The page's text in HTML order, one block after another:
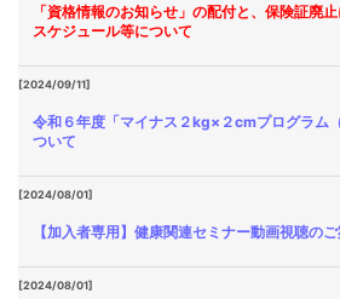
「資格情報のお知らせ」の配付と、保険証廃
スケジュール等について
[2024/09/11]
令和６年度「マイナス２kg×２cmプログラム
ついて
[2024/08/01]
【加入者専用】健康関連セミナー動画視聴の
[2024/08/01]